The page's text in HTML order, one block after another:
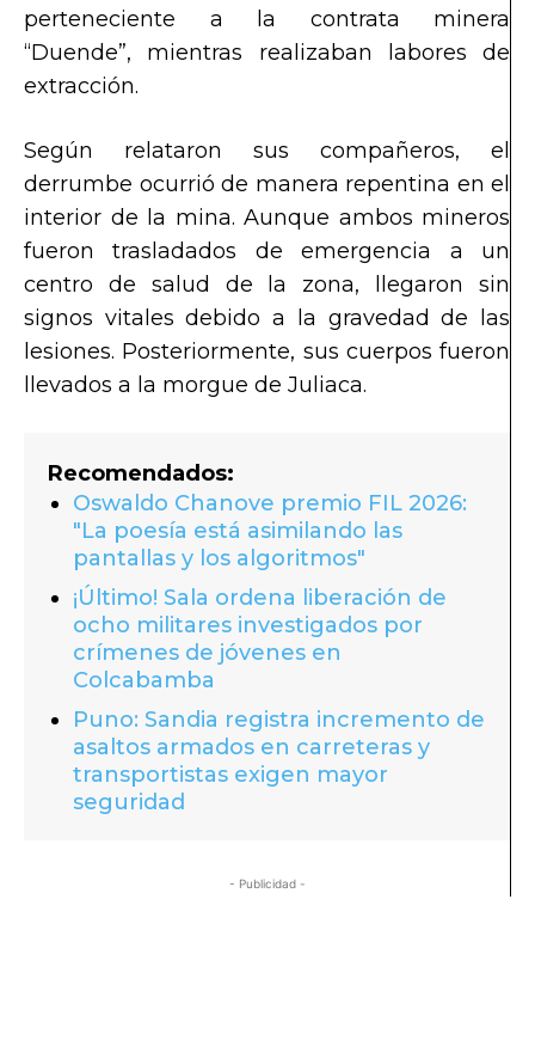
perteneciente a la contrata minera
“Duende”, mientras realizaban labores de
extracción.
Según relataron sus compañeros, el
derrumbe ocurrió de manera repentina en el
interior de la mina. Aunque ambos mineros
fueron trasladados de emergencia a un
centro de salud de la zona, llegaron sin
signos vitales debido a la gravedad de las
lesiones. Posteriormente, sus cuerpos fueron
llevados a la morgue de Juliaca.
Recomendados:
Oswaldo Chanove premio FIL 2026:
"La poesía está asimilando las
pantallas y los algoritmos"
¡Último! Sala ordena liberación de
ocho militares investigados por
crímenes de jóvenes en
Colcabamba
Puno: Sandia registra incremento de
asaltos armados en carreteras y
transportistas exigen mayor
seguridad
- Publicidad -